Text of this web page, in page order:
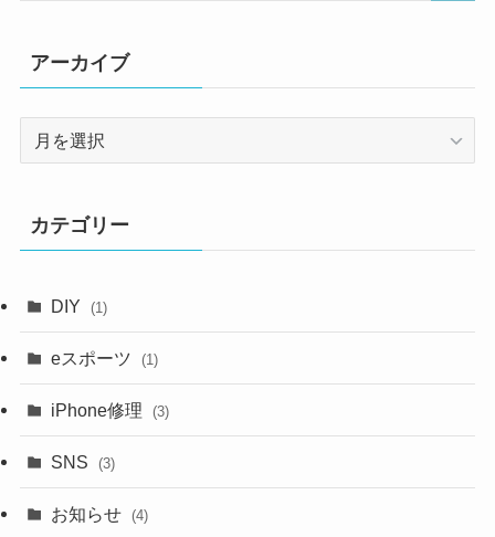
アーカイブ
ブ
カテゴリー
DIY (1)
eスポーツ (1)
iPhone修理 (3)
SNS (3)
お知らせ (4)